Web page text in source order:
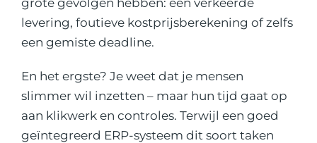
levering, foutieve kostprijsberekening of zelfs
een gemiste deadline.
En het ergste? Je weet dat je mensen
slimmer wil inzetten – maar hun tijd gaat op
aan klikwerk en controles. Terwijl een goed
geïntegreerd ERP-systeem dit soort taken